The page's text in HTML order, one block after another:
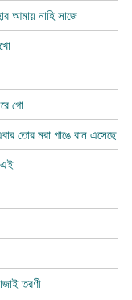
নাহি সাজে
গো
মরা গাঙে বান এসেছে
তরণী